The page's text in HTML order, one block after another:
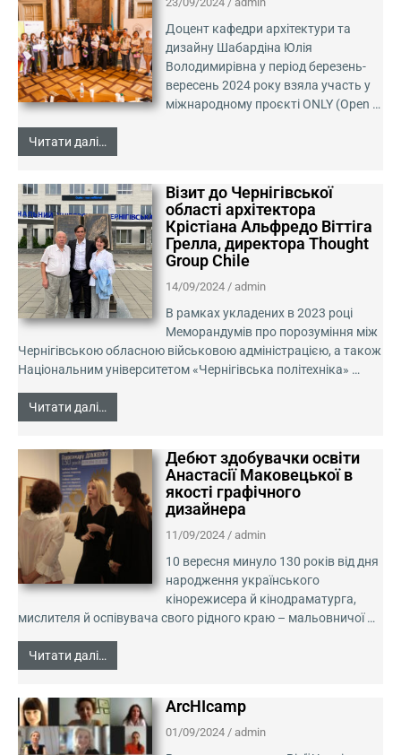
Доцент кафедри архітектури та
дизайну Шабардіна Юлія
Володимирівна у період березень-
вересень 2024 року взяла участь у
міжнародному проєкті ONLY (Open …
Читати далі…
Візит до Чернігівської
області архітектора
Крістіана Альфредо Віттіга
Грелла, директора Thought
Group Chile
14/09/2024 / admin
В рамках укладених в 2023 році
Меморандумів про порозуміння між
Чернігівською обласною військовою адміністрацією, а також
Національним університетом «Чернігівська політехніка» …
Читати далі…
Дебют здобувачки освіти
Анастасії Маковецької в
якості графічного
дизайнера
11/09/2024 / admin
10 вересня минуло 130 років від дня
народження українського
кінорежисера й кінодраматурга,
мислителя й оспівувача свого рідного краю – мальовничої …
Читати далі…
ArcHIcamp
01/09/2024 / admin